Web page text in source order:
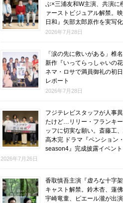
ぶ×三浦友和W主演、共演に
ァーストビジュアル解禁。
日和』矢部太郎原作を実写化
2026年7月28日
「涙の先に救いがある」椎
新作『いってらっしゃいの
ネマ・ロサで満員御礼の初
レポート
2026年7月28日
フジテレビスタッフが人事
たけど…リリー・フランキ
ッフに切実な願い。斎藤工、
高木完 ドラマ『ペンション
season4』完成披露イベント
2026年7月26日
香取慎吾主演『虚ろな十字
キャスト解禁。鈴木杏、蓮佛
宇崎竜童、ピエール瀧が出